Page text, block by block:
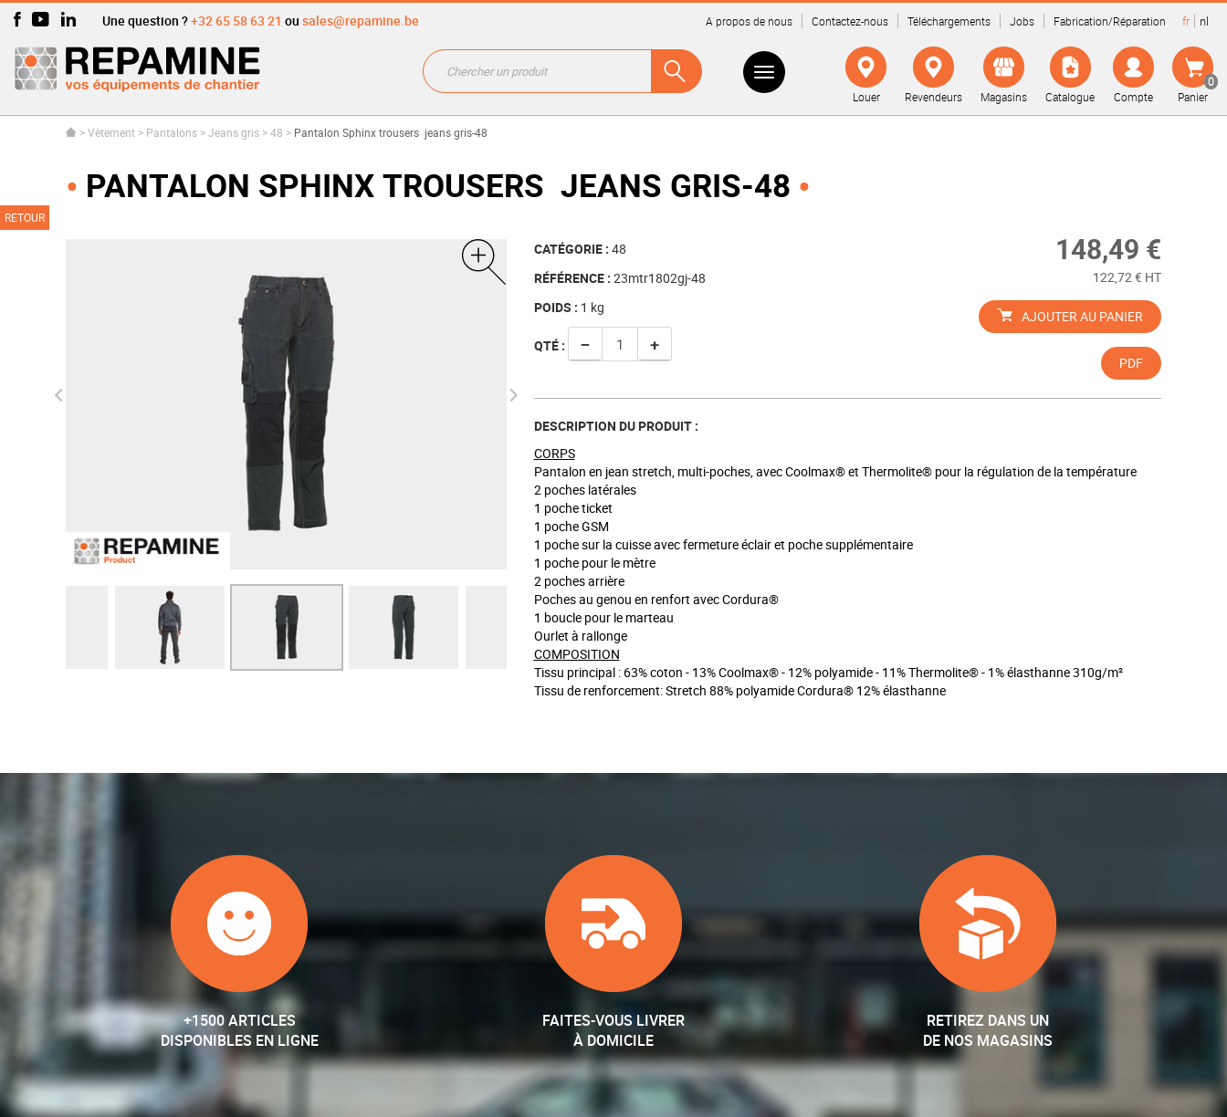
Une question ?+32 65 58 63 21 ou sales@repamine.be A propos de nous Contactez-nous Téléchargements Jobs Fabrication/Réparation fr nl
0
Panier
Compte
Catalogue
Magasins
Revendeurs
Louer
>Vêtement > Pantalons >Jeans gris >48 > Pantalon Sphinx trousers jeans gris-48
PANTALON SPHINX TROUSERS JEANS GRIS-48
CATÉGORIE : 48
RÉFÉRENCE : 23mtr1802gj-48
POIDS : 1 kg
QTÉ : − +
148,49 €
122,72 € HT
AJOUTER AU PANIER
PDF
DESCRIPTION DU PRODUIT :
CORPS
Pantalon en jean stretch, multi-poches, avec Coolmax® et Thermolite® pour la régulation de la température
2 poches latérales
1 poche ticket
1 poche GSM
1 poche sur la cuisse avec fermeture éclair et poche supplémentaire
1 poche pour le mètre
2 poches arrière
Poches au genou en renfort avec Cordura®
1 boucle pour le marteau
Ourlet à rallonge
COMPOSITION
Tissu principal : 63% coton - 13% Coolmax® - 12% polyamide - 11% Thermolite® - 1% élasthanne 310g/m²
Tissu de renforcement: Stretch 88% polyamide Cordura® 12% élasthanne
RETOUR
+1500 ARTICLES
DISPONIBLES EN LIGNE
FAITES-VOUS LIVRER
À DOMICILE
RETIREZ DANS UN
DE NOS MAGASINS